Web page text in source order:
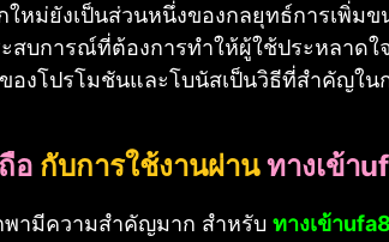
หม่ยังเป็นส่วนหนึ่งของกลยุทธ์การเพิ่
สบการณ์ที่ต้องการทำให้ผู้ใช้ประหลาด
องโปรโมชันและโบนัสเป็นวิธีที่สำคัญใ
อ กับการใช้งานผ่านทางเข้า
ามีความสำคัญมาก สำหรับ ทางเข้า